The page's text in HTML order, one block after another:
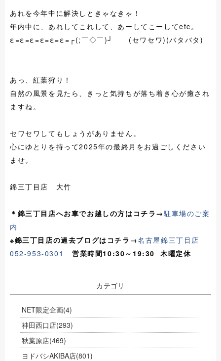
あれを今年中に解決しときゃなきゃ！
年内中に、あれしてこれして、あーしてこーしてetc。
ε=ε=ε=ε=ε=ε=┌(;￣◇￣)┘ (セワセワ)(バタバタ)
あっ、紅葉狩り！
自然の風景を見たら、きっと気持ちが落ち着き心が癒され
ますね。
セワセワしてもしょうがありません。
心にゆとりを持って2025年の最終月をお過ごしください
ませ。
錦三丁目店 大竹
＊錦三丁目店へお車でお越しの方はコチラ→駐車場のご案
内
※錦三丁目店の過去ブログはコチラ→名古屋錦三丁目店
052-953-0301
営業時間10:30～19:30 木曜定休
カテゴリ
NET限定企画(4)
神田西口店(293)
秋葉原店(469)
ヨドバシAKIBA店(801)